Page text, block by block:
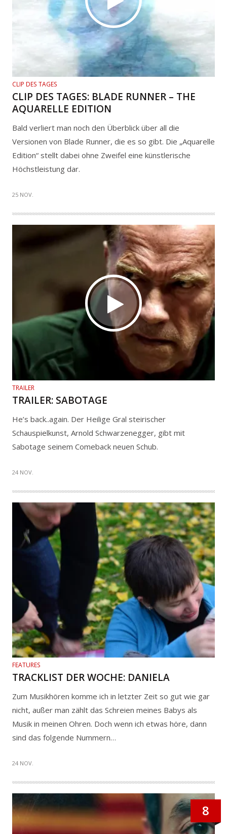
CLIP DES TAGES
CLIP DES TAGES: BLADE RUNNER – THE
AQUARELLE EDITION
Bald verliert man noch den Überblick über all die
Versionen von Blade Runner, die es so gibt. Die „Aquarelle
Edition“ stellt dabei ohne Zweifel eine künstlerische
Höchstleistung dar.
25 NOV.
TRAILER
TRAILER: SABOTAGE
He’s back..again. Der Heilige Gral steirischer
Schauspielkunst, Arnold Schwarzenegger, gibt mit
Sabotage seinem Comeback neuen Schub.
24 NOV.
FEATURES
TRACKLIST DER WOCHE: DANIELA
Zum Musikhören komme ich in letzter Zeit so gut wie gar
nicht, außer man zählt das Schreien meines Babys als
Musik in meinen Ohren. Doch wenn ich etwas höre, dann
sind das folgende Nummern…
24 NOV.
8